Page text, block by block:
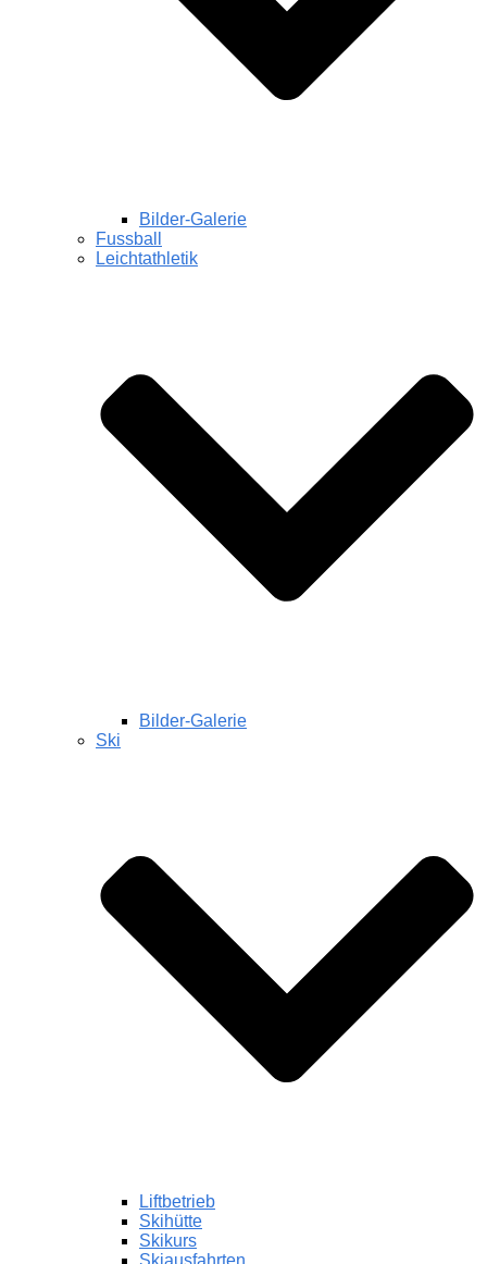
Bilder-Galerie
Fussball
Leichtathletik
Bilder-Galerie
Ski
Liftbetrieb
Skihütte
Skikurs
Skiausfahrten